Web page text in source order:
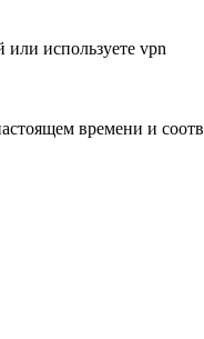
используете vpn
времени и